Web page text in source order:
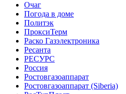
Очаг
Погода в доме
Политэк
ПроксиТерм
Раско Газэлектроника
Ресанта
РЕСУРС
Россия
Ростовгазоаппарат
Ростовгазоаппарат (Siberia)